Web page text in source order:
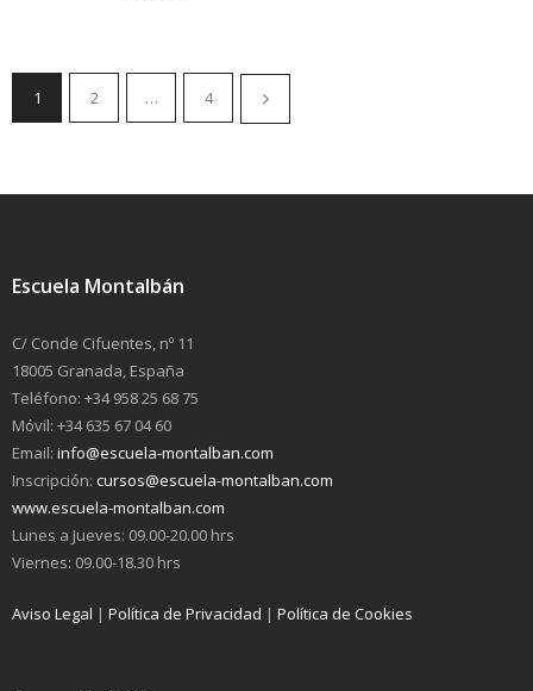
1 2 … 4
Escuela Montalbán
C/ Conde Cifuentes, nº 11
18005 Granada, España
Teléfono: +34 958 25 68 75
Móvil: +34 635 67 04 60
Email: info@escuela-montalban.com
Inscripción: cursos@escuela-montalban.com
www.escuela-montalban.com
Lunes a Jueves: 09.00-20.00 hrs
Viernes: 09.00-18.30 hrs
Aviso Legal | Política de Privacidad | Política de Cookies